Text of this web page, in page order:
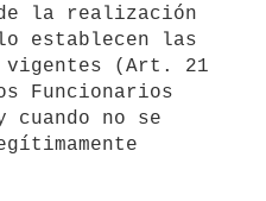
la realización
establecen las
vigentes (Art. 21
Funcionarios
no se